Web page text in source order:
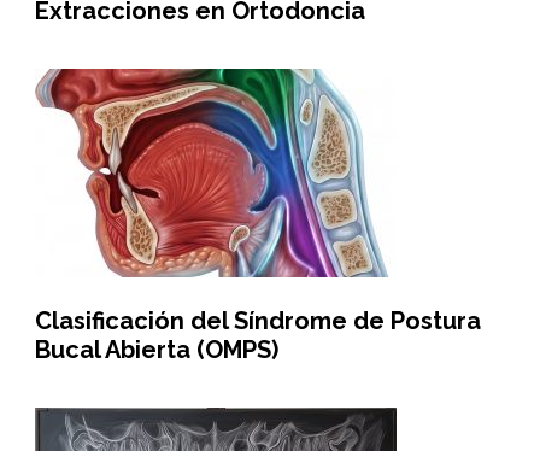
Extracciones en Ortodoncia
Clasificación del Síndrome de Postura
Bucal Abierta (OMPS)